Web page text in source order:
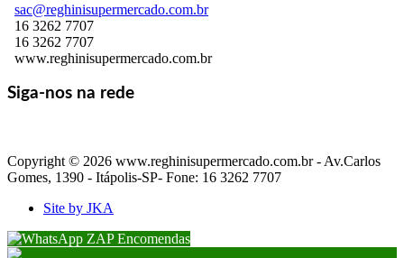
sac@reghinisupermercado.com.br
16 3262 7707
16 3262 7707
www.reghinisupermercado.com.br
Siga-nos na rede
Copyright © 2026 www.reghinisupermercado.com.br - Av.Carlos
Gomes, 1390 - Itápolis-SP- Fone: 16 3262 7707
Site by JKA
ZAP Encomendas